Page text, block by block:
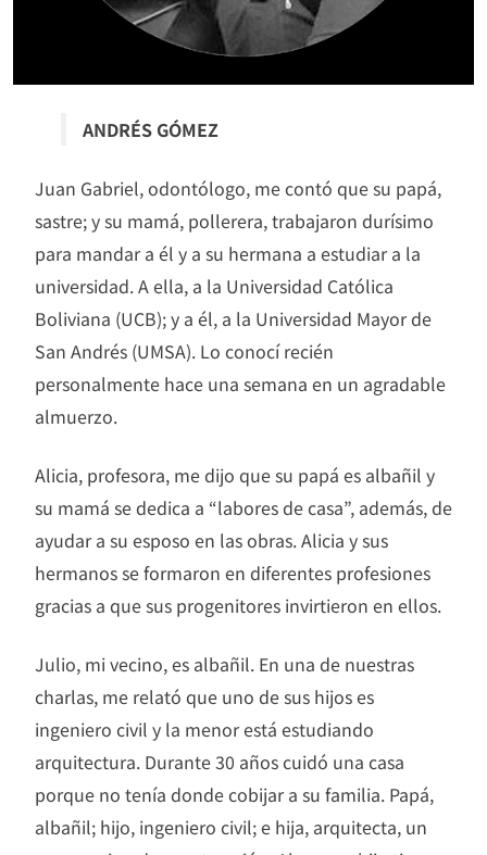
ANDRÉS GÓMEZ
Juan Gabriel, odontólogo, me contó que su papá,
sastre; y su mamá, pollerera, trabajaron durísimo
para mandar a él y a su hermana a estudiar a la
universidad. A ella, a la Universidad Católica
Boliviana (UCB); y a él, a la Universidad Mayor de
San Andrés (UMSA). Lo conocí recién
personalmente hace una semana en un agradable
almuerzo.
Alicia, profesora, me dijo que su papá es albañil y
su mamá se dedica a “labores de casa”, además, de
ayudar a su esposo en las obras. Alicia y sus
hermanos se formaron en diferentes profesiones
gracias a que sus progenitores invirtieron en ellos.
Julio, mi vecino, es albañil. En una de nuestras
charlas, me relató que uno de sus hijos es
ingeniero civil y la menor está estudiando
arquitectura. Durante 30 años cuidó una casa
porque no tenía donde cobijar a su familia. Papá,
albañil; hijo, ingeniero civil; e hija, arquitecta, un